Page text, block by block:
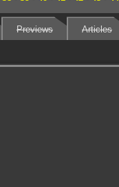
Previews Articles